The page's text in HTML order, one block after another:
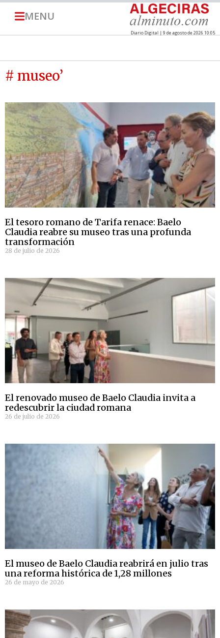
MENU
Diario Digital | 9 de agosto de 2026 10:05
# museo’
El tesoro romano de Tarifa renace: Baelo
Claudia reabre su museo tras una profunda
transformación
28 de julio de 2026
El renovado museo de Baelo Claudia invita a
redescubrir la ciudad romana
26 de julio de 2026
El museo de Baelo Claudia reabrirá en julio tras
una reforma histórica de 1,28 millones
26 de mayo de 2026